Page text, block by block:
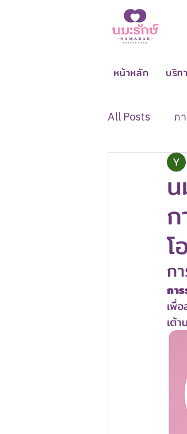
หน้าหลัก บริก
All Posts ก
อาการแล
การดูแลร
โ
ก
กา
เพื่
เต้